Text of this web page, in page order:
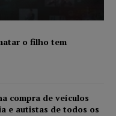
o filho tem
compra de veículos
e autistas de todos os